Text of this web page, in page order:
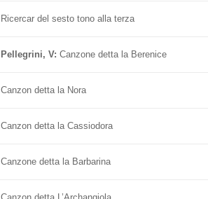
Ricercar del sesto tono alla terza
Pellegrini, V: Canzone detta la Berenice
Canzon detta la Nora
Canzon detta la Cassiodora
Canzone detta la Barbarina